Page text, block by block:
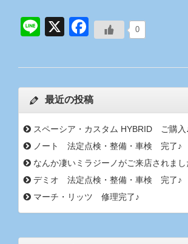
0
Line
X Facebook
最近の投稿
スペーシア・カスタム HYBRID ご購入
ノート 法定点検・整備・車検 完了♪
なんか凄いミラジーノがご来店されまし
デミオ 法定点検・整備・車検 完了♪
マーチ・リッツ 修理完了♪